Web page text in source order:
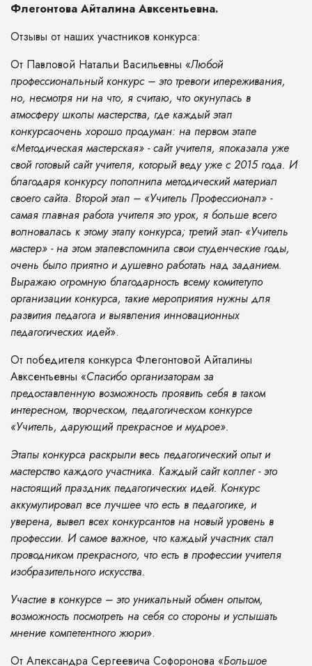
Флегонтова Айталина Авксентьевна.
Отзывы от наших участников конкурса:
От Павловой Натальи Васильевны «Любой
профессиональный конкурс – это тревоги ипереживания,
но, несмотря ни на что, я считаю, что окунулась в
атмосферу школы мастерства, где каждый этап
конкурсаочень хорошо продуман: на первом этапе
«Методическая мастерская» - сайт учителя, япоказала уже
свой готовый сайт учителя, который веду уже с 2015 года. И
благодаря конкурсу пополнила методический материал
своего сайта. Второй этап – «Учитель Профессионал» -
самая главная работа учителя это урок, я больше всего
волновалась к этому этапу конкурса; третий этап- «Учитель
мастер» - на этом этапевспомнила свои студенческие годы,
очень было приятно и душевно работать над заданием.
Выражаю огромную благодарность всему комитетупо
организации конкурса, такие мероприятия нужны для
развития педагога и выявления инновационных
педагогических идей».
От победителя конкурса Флегонтовой Айталины
Авксентьевны «Спасибо организаторам за
предоставленную возможность проявить себя в таком
интересном, творческом, педагогическом конкурсе
«Учитель, дарующий прекрасное и мудрое».
Этапы конкурса раскрыли весь педагогический опыт и
мастерство каждого участника. Каждый сайт коллег - это
настоящий праздник педагогических идей. Конкурс
аккумулировал все лучшее что есть в педагогике, и
уверена, вывел всех конкурсантов на новый уровень в
профессии. И самое важное, что каждый участник стал
проводником прекрасного, что есть в профессии учителя
изобразительного искусства.
Участие в конкурсе – это уникальный обмен опытом,
возможность посмотреть на себя со стороны и услышать
мнение компетентного жюри».
От Александра Сергеевича Софоронова «Большое